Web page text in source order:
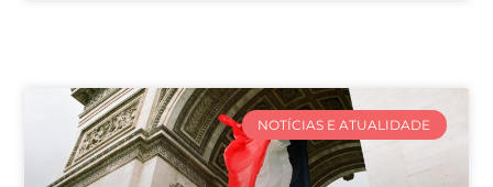
NOTÍCIAS E ATUALIDADE